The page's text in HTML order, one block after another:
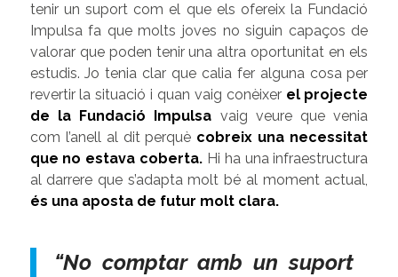
tenir un suport com el que els ofereix la Fundació
Impulsa fa que molts joves no siguin capaços de
valorar que poden tenir una altra oportunitat en els
estudis. Jo tenia clar que calia fer alguna cosa per
revertir la situació i quan vaig conèixer el projecte
de la Fundació Impulsa vaig veure que venia
com l’anell al dit perquè cobreix una necessitat
que no estava coberta. Hi ha una infraestructura
al darrere que s’adapta molt bé al moment actual,
és una aposta de futur molt clara.
“No comptar amb un suport